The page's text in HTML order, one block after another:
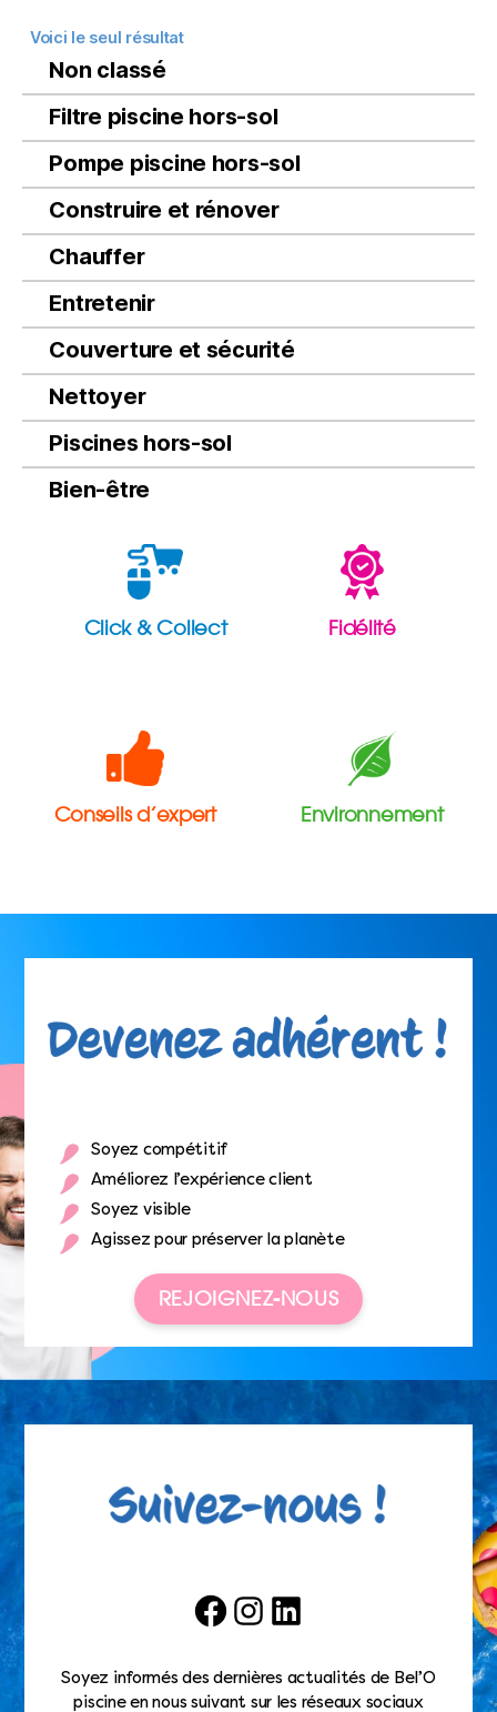
Voici le seul résultat
Non classé
Filtre piscine hors-sol
Pompe piscine hors-sol
Construire et rénover
Chauffer
Entretenir
Couverture et sécurité
Nettoyer
Piscines hors-sol
Bien-être
Click & Collect
Conseils d’expert
Fidélité
Environnement
Soyez compétitif
Améliorez l’expérience client
Soyez visible
Agissez pour préserver la planète
REJOIGNEZ-NOUS
FacebookInstagramLinkedIn
Soyez informés des dernières actualités de Bel’O
piscine en nous suivant sur les réseaux sociaux